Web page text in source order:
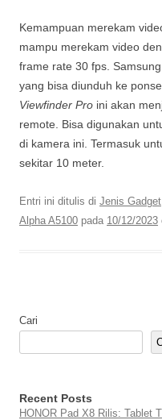
Kemampuan merekam
mampu merekam video
frame rate 30 fps.
yang bisa diunduh ke
Viewfinder Pro ini akan
remote. Bisa digunakan
di kamera ini. Termasuk
sekitar 10 meter.
Entri ini ditulis di Jenis Gadget
Alpha A5100 pada 10/12/2023
Cari
Recent Posts
HONOR Pad X8 Rilis: Tablet